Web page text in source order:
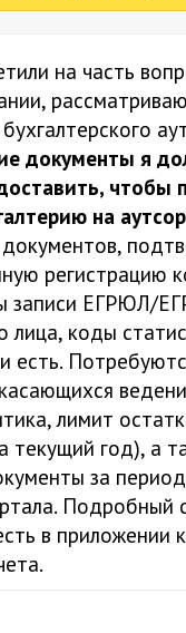
на часть
документы я
чтобы
на
регистрацию
записи ЕГРЮЛ/
лица, коды
есть.
лимит
текущий год), а
за
Подробный
в приложении